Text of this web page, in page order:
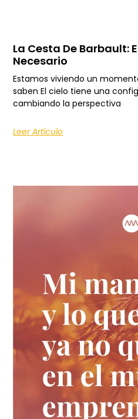
La Cesta De Barbault:
Necesario
Estamos viviendo un
saben El cielo tiene una
cambiando la perspectiva
Leer Artículo